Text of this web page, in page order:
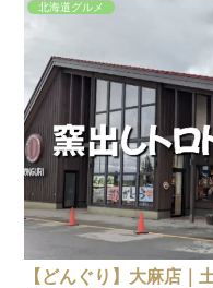
北海道グルメ
【どんぐり】大麻店｜